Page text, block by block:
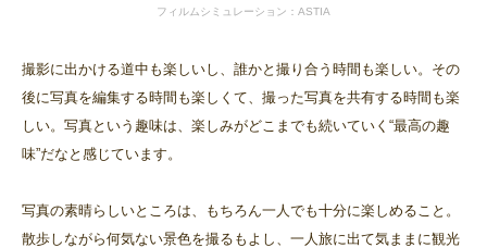
フィルムシミュレーション：ASTIA
撮影に出かける道中も楽しいし、誰かと撮り合う時間も楽しい。その
後に写真を編集する時間も楽しくて、撮った写真を共有する時間も楽
しい。写真という趣味は、楽しみがどこまでも続いていく“最高の趣
味”だなと感じています。
写真の素晴らしいところは、もちろん一人でも十分に楽しめること。
散歩しながら何気ない景色を撮るもよし、一人旅に出て気ままに観光